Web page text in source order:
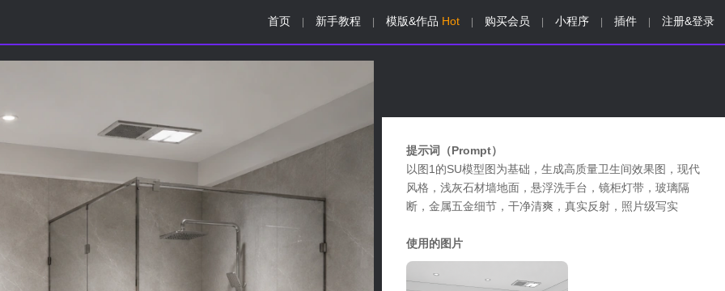
首页 新手教程 模版&作品 Hot 购买会员 小程序 插件 注册&登录
提示词（Prompt）
以图1的SU模型图为基础，生成高质量卫生间效果图，现代
风格，浅灰石材墙地面，悬浮洗手台，镜柜灯带，玻璃隔
断，金属五金细节，干净清爽，真实反射，照片级写实
使用的图片